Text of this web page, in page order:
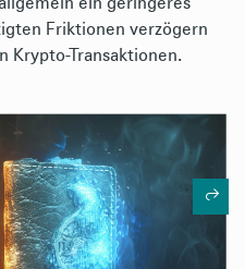
Friktionen verzögern
Krypto-Transaktionen.